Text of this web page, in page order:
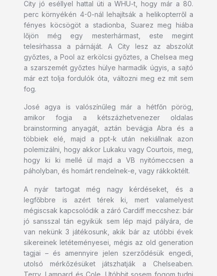
City jó eséllyel hattal üti a WHU-t, hogy már a 80.
perc környékén 4-0-nál lehajítsák a helikopterről a
fényes köcsögöt a stadionba, Suarez meg hiába
lőjön még egy mesterhármast, este megint
telesírhassa a párnáját. A City lesz az abszolút
győztes, a Pool az erkölcsi győztes, a Chelsea meg
a szarszemét győztes hülye harmadik úgyis, a sajtó
már ezt tolja fordulók óta, változni meg ez mit sem
fog.
José agya is valószínűleg már a hétfőn pörög,
amikor fogja a kétszázhetvenezer oldalas
brainstorming anyagát, aztán bevágja Abra és a
többiek elé, majd a ppt-k után nekiállnak azon
polemizálni, hogy akkor Lukaku vagy Courtois, meg,
hogy ki ki mellé ül majd a VB nyitómeccsen a
páholyban, és homárt rendelnek-e, vagy rákkoktélt.
A nyár tartogat még nagy kérdéseket, és a
legfőbbre is azért térek ki, mert valamelyest
mégiscsak kapcsolódik a záró Cardiff meccshez: bár
jó sansszal tán egyikük sem lép majd pályára, de
van nekünk 3 játékosunk, akik bár az utóbbi évek
sikereinek letéteményesei, mégis az old generation
tagjai – és amennyire jelen szerződésük engedi,
utolsó mérkőzésüket játszhatják a Chelseaben.
Terry, Lampard és Cole. Utóbbit sosem fogom tudni